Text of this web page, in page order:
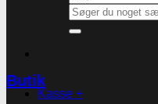
Søg
efter:
Kasse +
Butik